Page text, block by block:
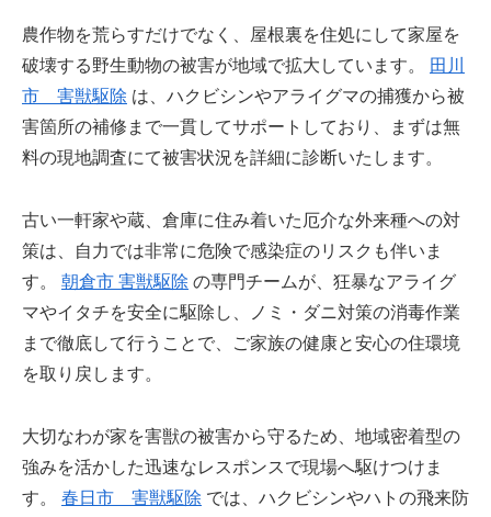
農作物を荒らすだけでなく、屋根裏を住処にして家屋を
破壊する野生動物の被害が地域で拡大しています。
田川
市 害獣駆除 は、ハクビシンやアライグマの捕獲から被
害箇所の補修まで一貫してサポートしており、まずは無
料の現地調査にて被害状況を詳細に診断いたします。
古い一軒家や蔵、倉庫に住み着いた厄介な外来種への対
策は、自力では非常に危険で感染症のリスクも伴いま
す。 朝倉市 害獣駆除 の専門チームが、狂暴なアライグ
マやイタチを安全に駆除し、ノミ・ダニ対策の消毒作業
まで徹底して行うことで、ご家族の健康と安心の住環境
を取り戻します。
大切なわが家を害獣の被害から守るため、地域密着型の
強みを活かした迅速なレスポンスで現場へ駆けつけま
す。 春日市 害獣駆除 では、ハクビシンやハトの飛来防